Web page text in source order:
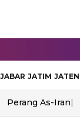
JABAR JATIM
Perang As-Iran